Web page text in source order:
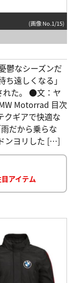
(画像 No.1/15)
鬱なシーズンだ
遠しくなる」
れた。 ●文：ヤ
Motorrad 目次
クギアで快適な
だから乗らな
ンヨリした […]
アイテム